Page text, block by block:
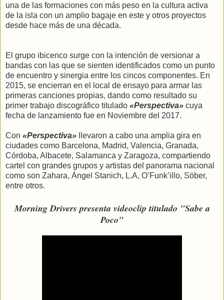
una de las formaciones con más peso en la cultura activa
de la isla con un amplio bagaje en este y otros proyectos
desde hace más de una década.
El grupo ibicenco surge con la intención de versionar a
bandas con las que se sienten identificados como un punto
de encuentro y sinergia entre los cincos componentes. En
2015, se encierran en el local de ensayo para armar las
primeras canciones propias, dando como resultado su
primer trabajo discográfico titulado «Perspectiva» cuya
fecha de lanzamiento fue en Noviembre del 2017.
Con «Perspectiva» llevaron a cabo una amplia gira en
ciudades como Barcelona, Madrid, Valencia, Granada,
Córdoba, Albacete, Salamanca y Zaragoza, compartiendo
cartel con grandes grupos y artistas del panorama nacional
como son Zahara, Ángel Stanich, L.A, O’Funk’illo, Söber,
entre otros.
Morning Drivers presenta videoclip titulado "Sabe a
Poco"